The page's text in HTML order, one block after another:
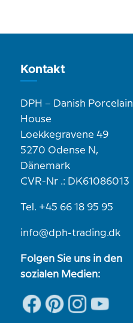
Kontakt
DPH – Danish Porcelain
House
Loekkegravene 49
5270 Odense N,
Dänemark
CVR-Nr .: DK61086013
Tel. +45 66 18 95 95
info@dph-trading.dk
Folgen Sie uns in den
sozialen Medien: